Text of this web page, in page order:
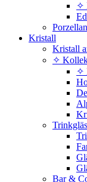
✧
Kristall
Kristall
✧
✧
Bar &